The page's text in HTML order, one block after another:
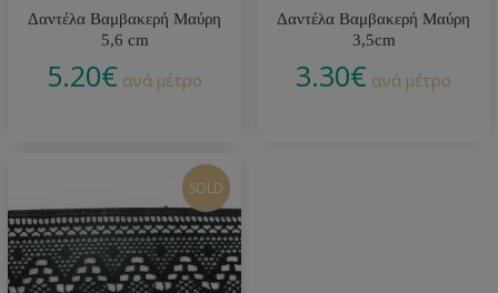
Δαντέλα Βαμβακερή Μαύρη
5,6 cm
5.20€ ανά μέτρο
Δαντέλα Βαμβακερή Μαύρη
3,5cm
3.30€ ανά μέτρο
SOLD